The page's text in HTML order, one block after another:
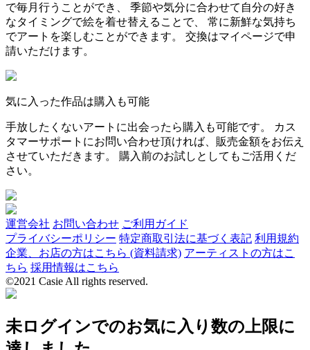
で毎月行うことができ、 季節や気分に合わせて自分の好き
なタイミングで絵を着せ替えることで、 常に新鮮な気持ち
でアートを楽しむことができます。 交換はマイページで申
請いただけます。
気に入った作品は購入も可能
手放したくないアートに出会ったら購入も可能です。 カス
タマーサポートにお問い合わせ頂ければ、販売金額をお伝え
させていただきます。 購入前のお試しとしてもご活用くだ
さい。
運営会社 お問い合わせ ご利用ガイド
プライバシーポリシー 特定商取引法に基づく表記 利用規約
企業、お店の方はこちら (資料請求) アーティストの方はこ
ちら 採用情報はこちら
©2021 Casie All rights reserved.
未ログインでのお気に入り数の上限に